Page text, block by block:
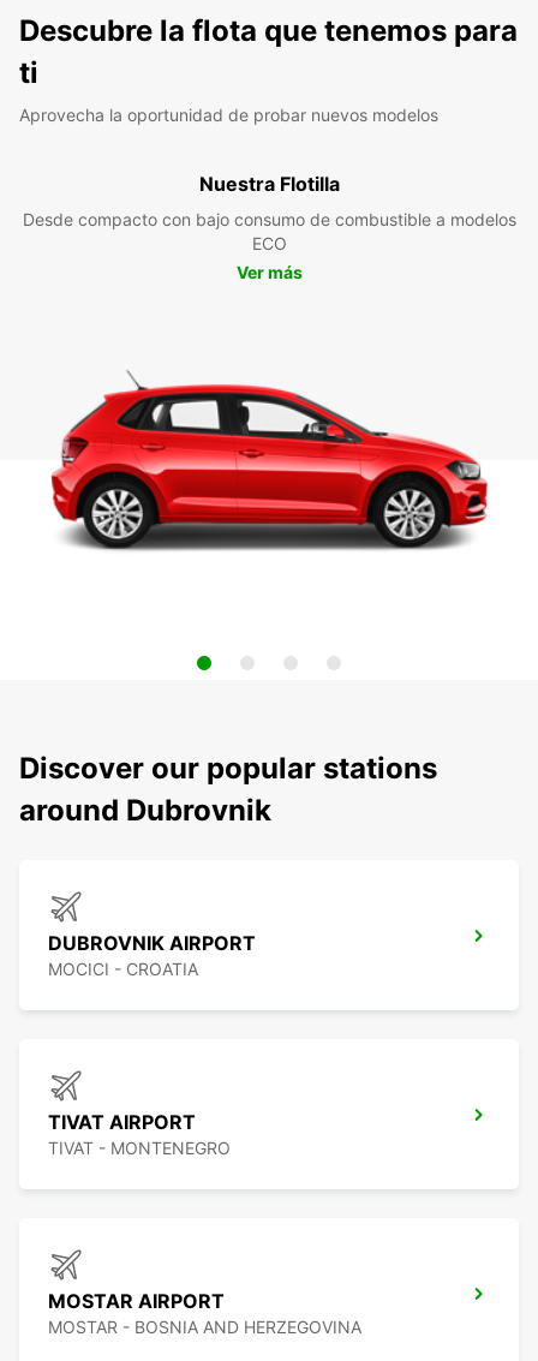
Descubre la flota que tenemos para
ti
Aprovecha la oportunidad de probar nuevos modelos
Nuestra Flotilla
Desde compacto con bajo consumo de combustible a modelos
ECO
Ver más
Discover our popular stations
around Dubrovnik
DUBROVNIK AIRPORT
MOCICI - CROATIA
TIVAT AIRPORT
TIVAT - MONTENEGRO
MOSTAR AIRPORT
MOSTAR - BOSNIA AND HERZEGOVINA